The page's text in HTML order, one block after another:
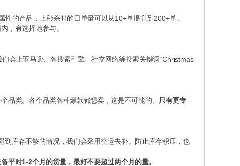
的产品，上秒杀时的日单量可以从10+单提升到200+单。
，有选择地参与。
会上亚马逊、各搜索引擎、社交网络等搜索关键词“Christmas
品类。各个品类各种爆款都想卖，这是不可能的。
只有更专
库存不够的情况，我们会采用空运去补。防止库存积压，也
平时1-2个月的货量，最好不要超过两个月的量。